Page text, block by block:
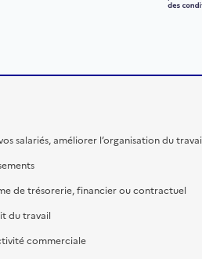
salariés, améliorer l’organisation du
de trésorerie, financier ou contractuel
du travail
commerciale